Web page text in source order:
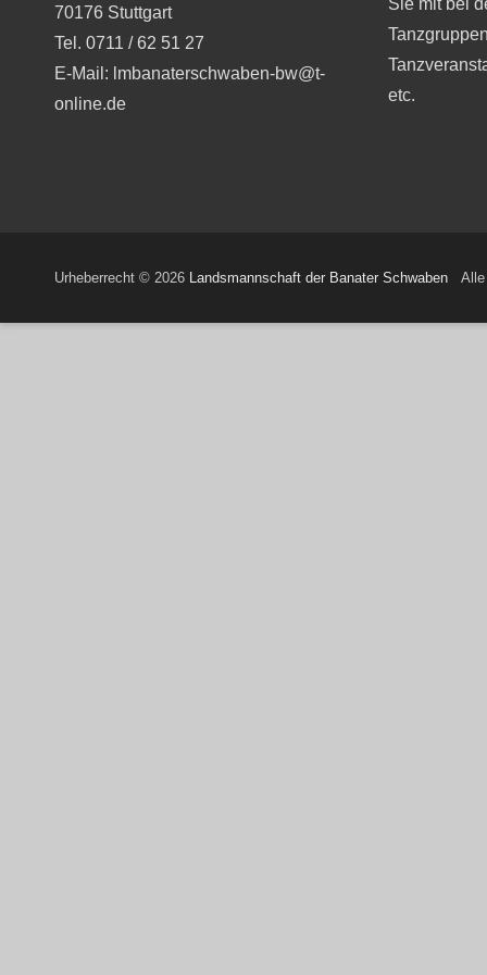
70176 Stuttgart
Tel. 0711 / 62 51 27
E-Mail: lmbanaterschwaben-bw@t-
online.de
Sie mit bei
etc.
Urheberrecht © 2026 Landsmannschaft der Banater Schwaben Alle